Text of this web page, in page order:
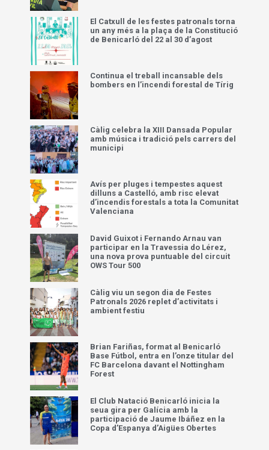
El Catxull de les festes patronals torna
un any més a la plaça de la Constitució
de Benicarló del 22 al 30 d’agost
Continua el treball incansable dels
bombers en l’incendi forestal de Tírig
Càlig celebra la XIII Dansada Popular
amb música i tradició pels carrers del
municipi
Avís per pluges i tempestes aquest
dilluns a Castelló, amb risc elevat
d’incendis forestals a tota la Comunitat
Valenciana
David Guixot i Fernando Arnau van
participar en la Travessia do Lérez,
una nova prova puntuable del circuit
OWS Tour 500
Càlig viu un segon dia de Festes
Patronals 2026 replet d’activitats i
ambient festiu
Brian Fariñas, format al Benicarló
Base Fútbol, entra en l’onze titular del
FC Barcelona davant el Nottingham
Forest
El Club Natació Benicarló inicia la
seua gira per Galícia amb la
participació de Jaume Ibáñez en la
Copa d’Espanya d’Aigües Obertes